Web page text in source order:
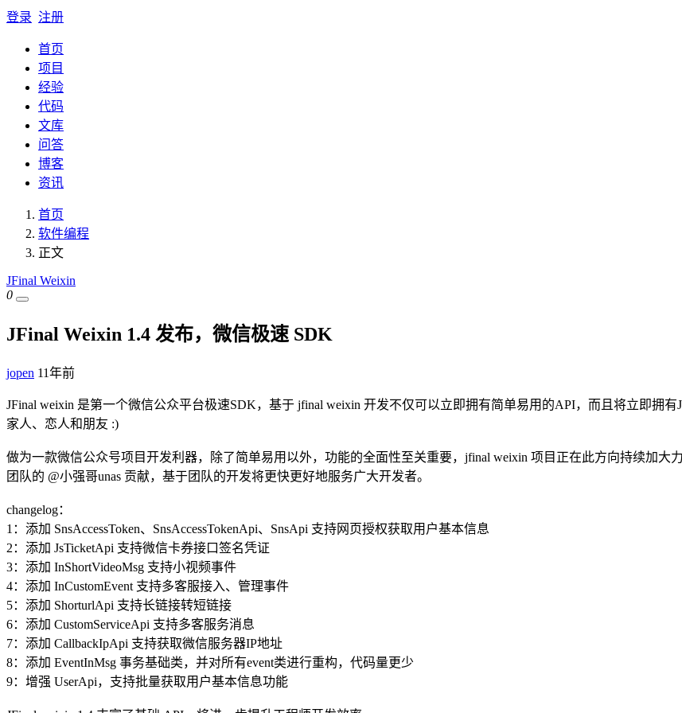
登录 注册
首页
项目
经验
代码
文库
问答
博客
资讯
首页
软件编程
正文
JFinal Weixin
0
JFinal Weixin 1.4 发布，微信极速 SDK
jopen 11年前
JFinal weixin 是第一个微信公众平台极速SDK，基于 jfinal weixin 开发不仅可以立即拥有简单易用的API，而且将立即拥
家人、恋人和朋友 :)
做为一款微信公众号项目开发利器，除了简单易用以外，功能的全面性至关重要，jfinal weixin 项目正在此方向持续加
团队的 @小强哥unas 贡献，基于团队的开发将更快更好地服务广大开发者。
changelog：
1：添加 SnsAccessToken、SnsAccessTokenApi、SnsApi 支持网页授权获取用户基本信息
2：添加 JsTicketApi 支持微信卡券接口签名凭证
3：添加 InShortVideoMsg 支持小视频事件
4：添加 InCustomEvent 支持多客服接入、管理事件
5：添加 ShorturlApi 支持长链接转短链接
6：添加 CustomServiceApi 支持多客服务消息
7：添加 CallbackIpApi 支持获取微信服务器IP地址
8：添加 EventInMsg 事务基础类，并对所有event类进行重构，代码量更少
9：增强 UserApi，支持批量获取用户基本信息功能